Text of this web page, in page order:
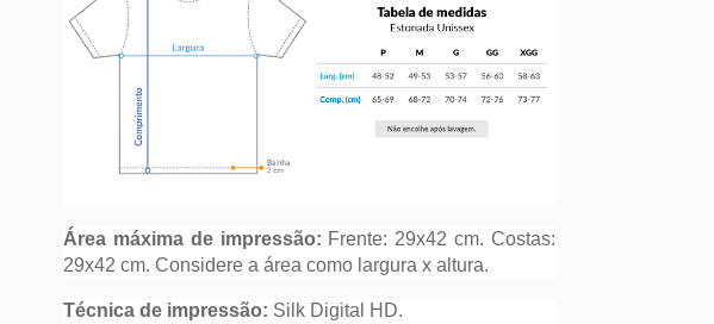
Área máxima de impressão: Frente: 29x42 cm. Costas:
29x42 cm. Considere a área como largura x altura.
Técnica de impressão: Silk Digital HD.